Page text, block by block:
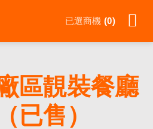
已選商機 0
區靚裝餐廳
已售）